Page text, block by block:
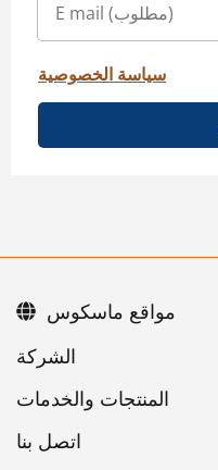
سياسة الخصوصية
اتصل بنا
مواقع ماسكوس